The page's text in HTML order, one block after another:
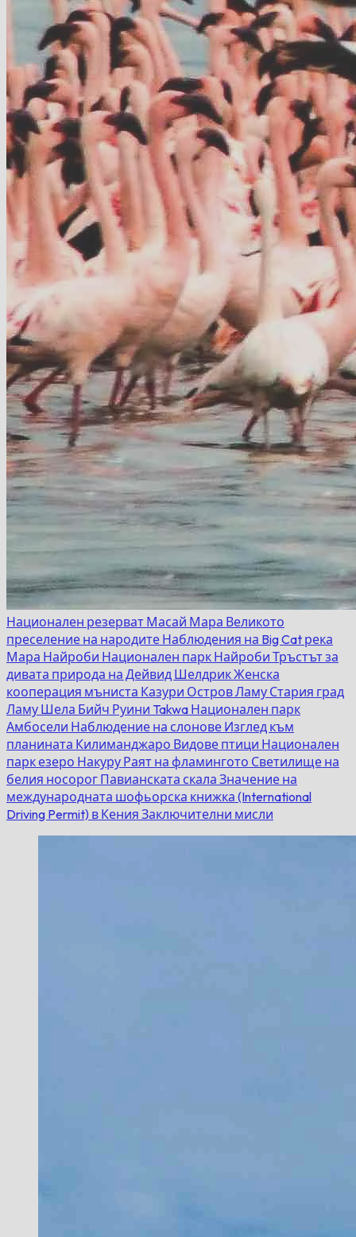
Национален резерват Масай Мара Великото
преселение на народите Наблюдения на Big Cat река
Мара Найроби Национален парк Найроби Тръстът за
дивата природа на Дейвид ШелдрикЖенска
кооперация мъниста Казури Остров Ламу Стария град
Ламу Шела Бийч Руини Takwa Национален парк
Амбосели Наблюдение на слонове Изглед към
планината Килиманджаро Видове птици Национален
парк езеро Накуру Раят на фламингото Светилище на
белия носорог Павианската скала Значение на
международната шофьорска книжка (International
Driving Permit) в Кения Заключителни мисли